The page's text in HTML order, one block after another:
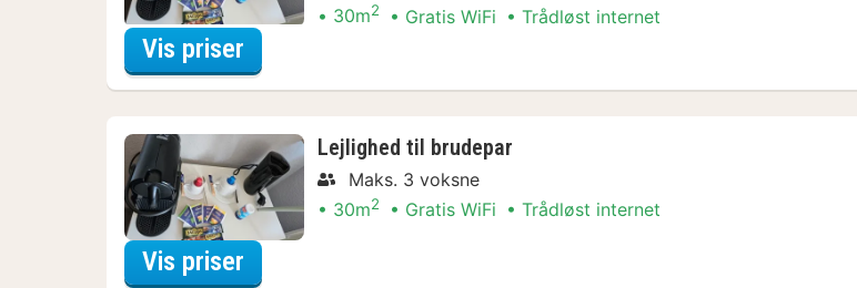
30m2 Gratis WiFi Trådløst internet
Vis priser
Lejlighed til brudepar
Maks. 3 voksne
30m2 Gratis WiFi Trådløst internet
Vis priser